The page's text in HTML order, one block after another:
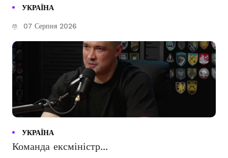
УКРАЇНА
07 Серпня 2026
УКРАЇНА
Команда ексміністр...